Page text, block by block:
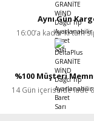
Aynı Gün
16:00’a kadar ki tüm
%100 Müşteri
14 Gün içerisinde iade